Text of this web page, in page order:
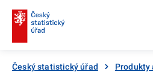
Český statistický úřad Produkty